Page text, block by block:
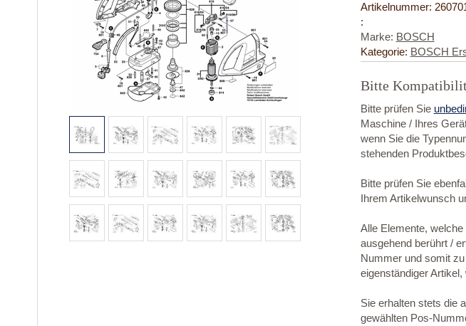
Artikelnummer:
:
Marke: BOSCH
Kategorie: BOSCH
Bitte
Bitte prüfen Sie
Maschine / Ihres
wenn Sie die
stehenden
Bitte prüfen Sie
Ihrem Artikelwunsch
Alle Elemente,
ausgehend berührt /
Nummer und somit
eigenständiger
Sie erhalten stets die
gewählten Pos-